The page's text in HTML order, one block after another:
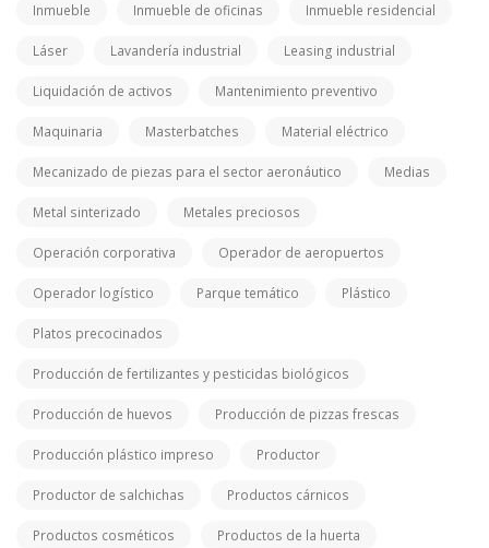
Inmueble Inmueble de oficinas Inmueble residencial
Láser Lavandería industrial Leasing industrial
Liquidación de activos Mantenimiento preventivo
Maquinaria Masterbatches Material eléctrico
Mecanizado de piezas para el sector aeronáutico Medias
Metal sinterizado Metales preciosos
Operación corporativa Operador de aeropuertos
Operador logístico Parque temático Plástico
Platos precocinados
Producción de fertilizantes y pesticidas biológicos
Producción de huevos Producción de pizzas frescas
Producción plástico impreso Productor
Productor de salchichas Productos cárnicos
Productos cosméticos Productos de la huerta